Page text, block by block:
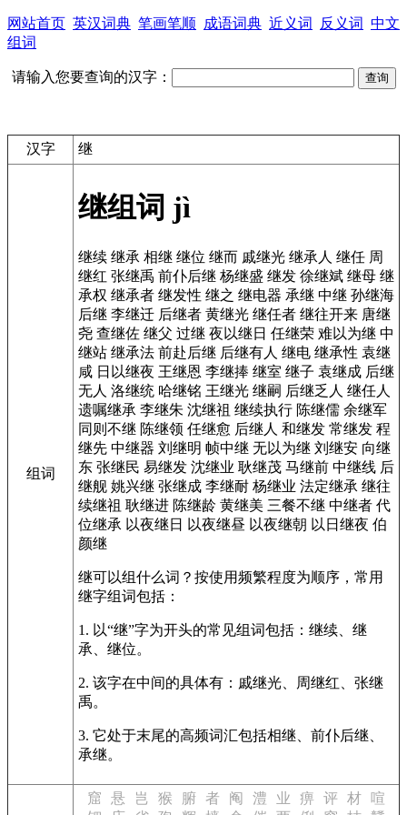
网站首页 英汉词典 笔画笔顺 成语词典 近义词 反义词 中文
组词
请输入您要查询的汉字：
汉字 继
组词
继组词 jì
继续 继承 相继 继位 继而 戚继光 继承人 继任 周
继红 张继禹 前仆后继 杨继盛 继发 徐继斌 继母 继
承权 继承者 继发性 继之 继电器 承继 中继 孙继海
后继 李继迁 后继者 黄继光 继任者 继往开来 唐继
尧 查继佐 继父 过继 夜以继日 任继荣 难以为继 中
继站 继承法 前赴后继 后继有人 继电 继承性 袁继
咸 日以继夜 王继恩 李继捧 继室 继子 袁继成 后继
无人 洛继统 哈继铭 王继光 继嗣 后继乏人 继任人
遗嘱继承 李继朱 沈继祖 继续执行 陈继儒 余继军
同则不继 陈继领 任继愈 后继人 和继发 常继发 程
继先 中继器 刘继明 帧中继 无以为继 刘继安 向继
东 张继民 易继发 沈继业 耿继茂 马继前 中继线 后
继舰 姚兴继 张继成 李继耐 杨继业 法定继承 继往
续继祖 耿继进 陈继龄 黄继美 三餐不继 中继者 代
位继承 以夜继日 以夜继昼 以夜继朝 以日继夜 伯
颜继
继可以组什么词？按使用频繁程度为顺序，常用
继字组词包括：
1. 以“继”字为开头的常见组词包括：继续、继
承、继位。
2. 该字在中间的具体有：戚继光、周继红、张继
禹。
3. 它处于末尾的高频词汇包括相继、前仆后继、
承继。
窟 悬 岂 猴 腑 者 阄 澧 业 痹 评 材
喧